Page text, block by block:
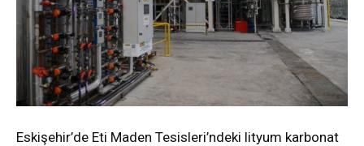
Eskişehir’de Eti Maden Tesisleri’ndeki lityum karbonat